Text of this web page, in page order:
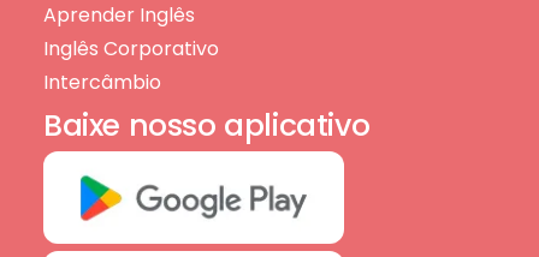
Aprender Inglês
Inglês Corporativo
Intercâmbio
Baixe nosso aplicativo